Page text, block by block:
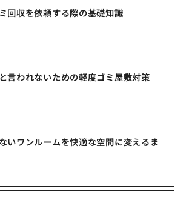
回収を依頼する際の基礎知識
言われないための軽度ゴミ屋敷対策
いワンルームを快適な空間に変えるま